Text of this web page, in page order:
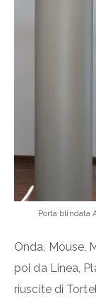
Porta blindata
Onda, Mouse,
poi da Linea,
riuscite di